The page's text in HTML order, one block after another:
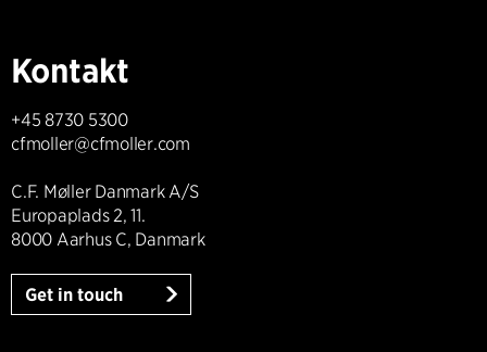
Kontakt
+45 8730 5300
cfmoller@cfmoller.com
C.F. Møller Danmark A/S
Europaplads 2, 11.
8000 Aarhus C, Danmark
Get in touch